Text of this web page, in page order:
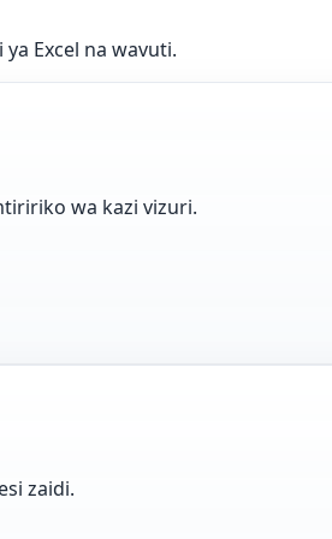
Excel na wavuti.
wa kazi vizuri.
zaidi.